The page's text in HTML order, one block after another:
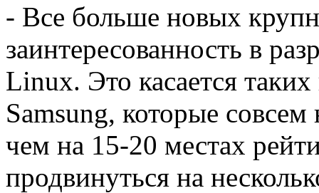
- Все больше новых
заинтересованность в
Linux. Это касается
Samsung, которые
чем на 15-20 местах
продвинуться на